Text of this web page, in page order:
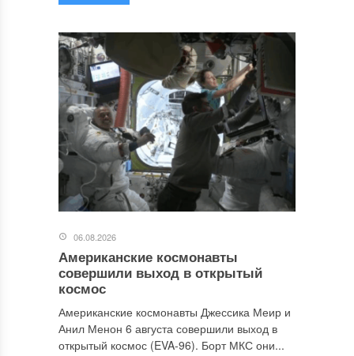
06.08.2026
Американские космонавты
совершили выход в открытый
космос
Американские космонавты Джессика Меир и
Анил Менон 6 августа совершили выход в
открытый космос (EVA-96). Борт МКС они...